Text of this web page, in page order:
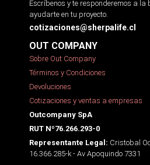
Escríbenos y te responderemos a
ayudarte en tu proyecto.
cotizaciones@sherpalife.cl
OUT COMPANY
Sobre Out Company
Términos y Condiciones
Devoluciones
Cotizaciones y ventas a empresas
Outcompany SpA
RUT Nº76.266.293-0
Representante Legal: Cristobal
16.366.285-k - Av Apoquindo 7331